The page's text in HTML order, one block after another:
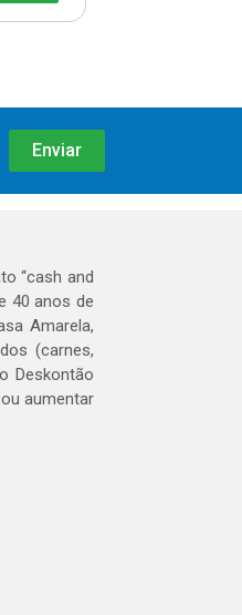
“cash and
40 anos de
Amarela,
(carnes,
Deskontão
aumentar